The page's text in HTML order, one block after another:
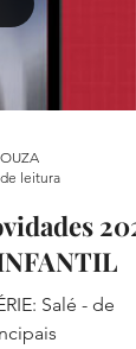
leitura
Salé - de